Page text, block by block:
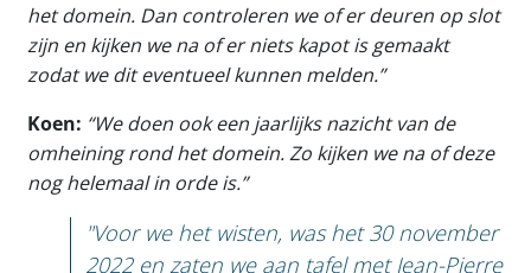
het domein. Dan controleren we of er deuren op slot
zijn en kijken we na of er niets kapot is gemaakt
zodat we dit eventueel kunnen melden.”
Koen: “We doen ook een jaarlijks nazicht van de
omheining rond het domein. Zo kijken we na of deze
nog helemaal in orde is.”
"Voor we het wisten, was het 30 november
2022 en zaten we aan tafel met Jean-Pierre